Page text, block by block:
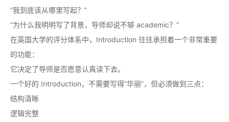
“我到底该从哪里写起？”
“为什么我明明写了背景，导师却说不够 academic？”
在英国大学的评分体系中，Introduction 往往承担着一个非常重要
的功能：
它决定了导师是否愿意认真读下去。
一个好的 Introduction，不需要写得“华丽”，但必须做到三点：
结构清晰
逻辑完整